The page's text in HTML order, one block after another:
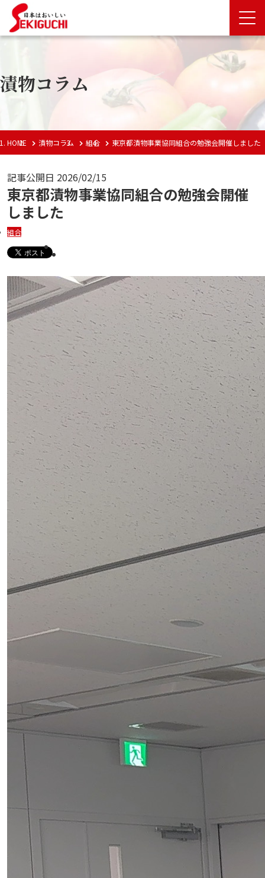
漬物コラム
HOME 漬物コラム 組合 東京都漬物事業協同組合の勉強会開催しました
記事公開日 2026/02/15
東京都漬物事業協同組合の勉強会開催
しました
組合